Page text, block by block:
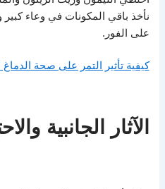
نأخذ باقي المكونات في وعاء
على الفور.
كيفية تأثير التمر على صحة الدماغ
الآثار الجانبية